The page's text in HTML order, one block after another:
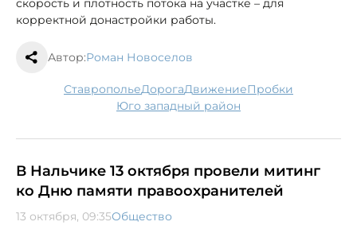
скорость и плотность потока на участке – для
корректной донастройки работы.
Автор:Роман Новоселов
Ставрополье дорога движение
пробки
юго западный район
В Нальчике 13 октября провели митинг
ко Дню памяти правоохранителей
13 октября, 09:35Общество